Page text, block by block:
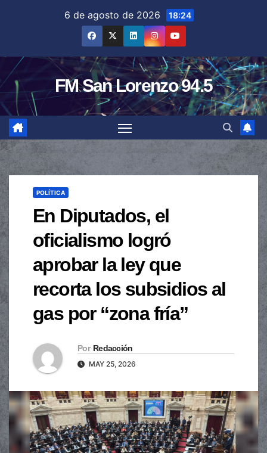
6 de agosto de 2026 18:24
FM San Lorenzo 94.5
POLÍTICA
En Diputados, el
oficialismo logró
aprobar la ley que
recorta los subsidios al
gas por “zona fría”
Por Redacción
MAY 25, 2026